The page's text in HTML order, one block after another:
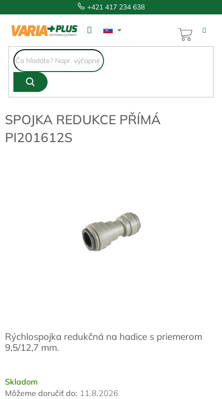
na
obsah
+421 417 234 638
KOŠÍK
SPOJKA REDUKCE PŘÍMÁ
PI201612S
Skladom
Môžeme doručiť do: 11.8.2026
Rýchlospojka redukčná na hadice s priemerom
9,5/12,7 mm.